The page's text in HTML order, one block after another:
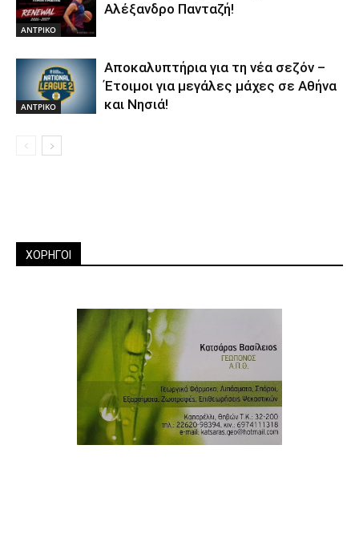
ΑΝTΡΙΚΟ
Αλέξανδρο Πανταζή!
ΑΝTΡΙΚΟ
Αποκαλυπτήρια για τη νέα σεζόν –
Έτοιμοι για μεγάλες μάχες σε Αθήνα
και Νησιά!
ΧΟΡΗΓΟΙ